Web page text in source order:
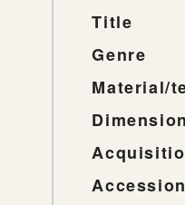
Title
Genre
Material/